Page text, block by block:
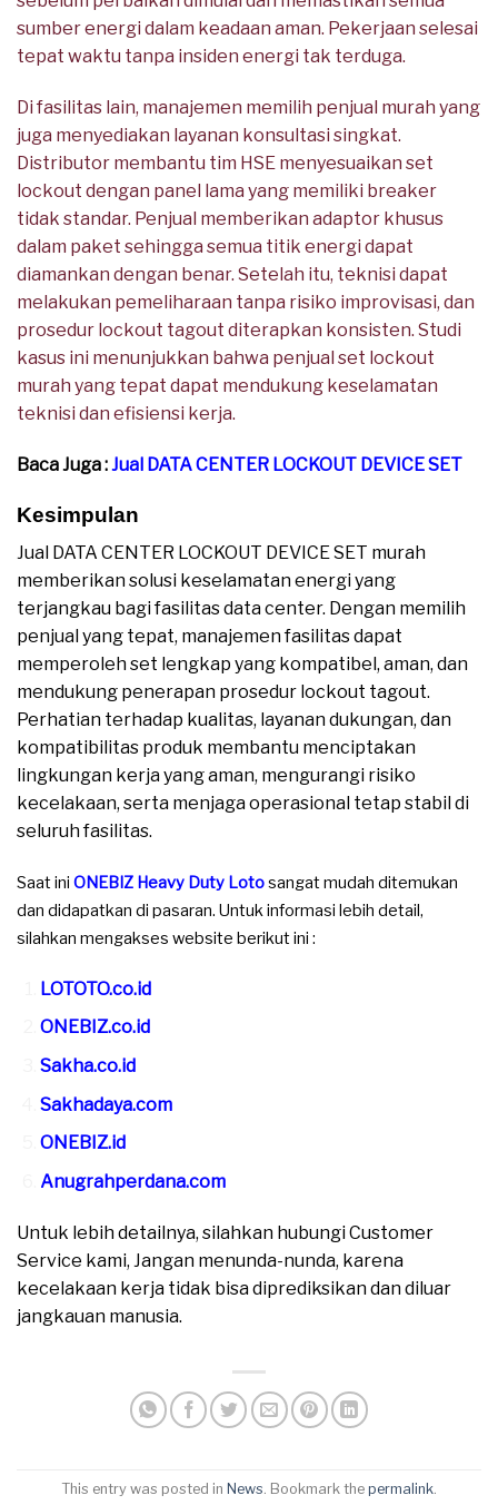
sumber energi dalam keadaan aman. Pekerjaan selesai
tepat waktu tanpa insiden energi tak terduga.
Di fasilitas lain, manajemen memilih penjual murah yang
juga menyediakan layanan konsultasi singkat.
Distributor membantu tim HSE menyesuaikan set
lockout dengan panel lama yang memiliki breaker
tidak standar. Penjual memberikan adaptor khusus
dalam paket sehingga semua titik energi dapat
diamankan dengan benar. Setelah itu, teknisi dapat
melakukan pemeliharaan tanpa risiko improvisasi, dan
prosedur lockout tagout diterapkan konsisten. Studi
kasus ini menunjukkan bahwa penjual set lockout
murah yang tepat dapat mendukung keselamatan
teknisi dan efisiensi kerja.
Baca Juga :Jual DATA CENTER LOCKOUT DEVICE SET
Kesimpulan
Jual DATA CENTER LOCKOUT DEVICE SET murah
memberikan solusi keselamatan energi yang
terjangkau bagi fasilitas data center. Dengan memilih
penjual yang tepat, manajemen fasilitas dapat
memperoleh set lengkap yang kompatibel, aman, dan
mendukung penerapan prosedur lockout tagout.
Perhatian terhadap kualitas, layanan dukungan, dan
kompatibilitas produk membantu menciptakan
lingkungan kerja yang aman, mengurangi risiko
kecelakaan, serta menjaga operasional tetap stabil di
seluruh fasilitas.
Saat ini ONEBIZ Heavy Duty Lotosangat mudah ditemukan
dan didapatkan di pasaran. Untuk informasi lebih detail,
silahkan mengakses website berikut ini :
LOTOTO.co.id
ONEBIZ.co.id
Sakha.co.id
Sakhadaya.com
ONEBIZ.id
Anugrahperdana.com
Untuk lebih detailnya, silahkan hubungi Customer
Service kami, Jangan menunda-nunda, karena
kecelakaan kerja tidak bisa diprediksikan dan diluar
jangkauan manusia.
This entry was posted in News . Bookmark the permalink